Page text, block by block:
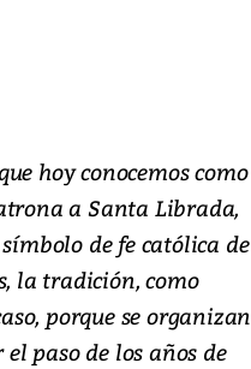
hoy conocemos como
a Santa Librada,
de fe católica de
la tradición, como
porque se organizan
paso de los años de